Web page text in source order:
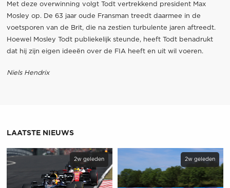
Met deze overwinning volgt Todt vertrekkend president Max
Mosley op. De 63 jaar oude Fransman treedt daarmee in de
voetsporen van de Brit, die na zestien turbulente jaren aftreedt.
Hoewel Mosley Todt publiekelijk steunde, heeft Todt benadrukt
dat hij zijn eigen ideeën over de FIA heeft en uit wil voeren.
Niels Hendrix
LAATSTE NIEUWS
2w geleden 2w geleden